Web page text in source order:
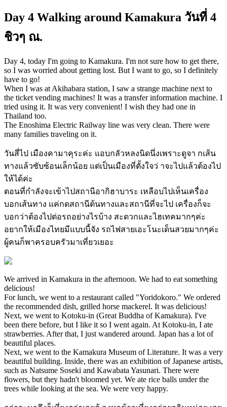
Day 4 Walking around Kamakura วันที่ 4
ชิวๆ ณ.
Day 4, today I'm going to Kamakura. I'm not sure how to get there,
so I was worried about getting lost. But I want to go, so I definitely
have to go!
When I was at Akihabara station, I saw a strange machine next to
the ticket vending machines! It was a transfer information machine. I
tried using it. It was very convenient! I wish they had one in
Thailand too.
The Enoshima Electric Railway line was very clean. There were
many families traveling on it.
วันสี่ไป เมืองคามาคุระค่ะ แอบกลัวหลงนิดนึ่งเพราะดูจา กเส้น
ทางแล้วซับซ้อนเล็กน้อย แต่เป็นเมืองที่ตั้งใจว่ าจะไปแล้วต้องไป
ให้ได้ค่ะ
ตอนที่กำลังจะเข้าไปสถานีอากิฮาบาระ เหลือบไปเห็นเครื่อง
บอกเส้นทาง แค่กดสถานีต้นทางและสถานีที่จะไป เครื่องก็จะ
บอกว่าต้องไปต่อรถอย่างไรบ้าง สะดวกและไฮเทคมากๆค่ะ
อยากให้เมืองไทยมีแบบนี้จัง รถไฟสายเอะโนะเด็นสวยมากๆค่ะ
ผู้คนก็พาครอบครัวมาเที่ยวเยอะ
We arrived in Kamakura in the afternoon. We had to eat something
delicious!
For lunch, we went to a restaurant called "Yoridokoro." We ordered
the recommended dish, grilled horse mackerel. It was delicious!
Next, we went to Kotoku-in (Great Buddha of Kamakura). I've
been there before, but I like it so I went again. At Kotoku-in, I ate
strawberries. After that, I just wandered around. Japan has a lot of
beautiful places.
Next, we went to the Kamakura Museum of Literature. It was a very
beautiful building. Inside, there was an exhibition of Japanese artists,
such as Natsume Soseki and Kawabata Yasunari. There were
flowers, but they hadn't bloomed yet. We ate rice balls under the
trees while looking at the sea. We were very happy.